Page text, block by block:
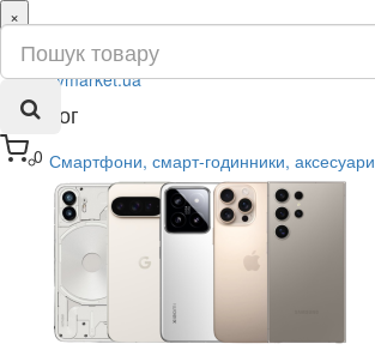
0
×
ru
ua
Каталог
Смартфони, смарт-годинники, аксесуари